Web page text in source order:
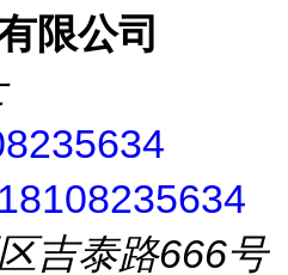
限公司
吉泰路666号